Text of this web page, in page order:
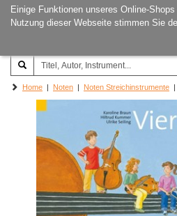
Einige Funktionen unseres Online-
Nutzung dieser Webseite stimmen Sie
Joachim‐Trekel‐Musikverlag,
Hamburg
Home | Noten | Noten Streichinstrumente |